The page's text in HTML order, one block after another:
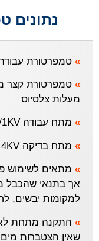
נתונים
» טמפרטורת עבודה על
»
מעלות צלסיוס
» מתח עבודה 0.6/1KV
» מתח בדיקה 4KV
» מתאים לשימוש
אך בתנאי שהכבל
למקומות יבשים,
» התקנה מתחת
שאין הצטברות מים